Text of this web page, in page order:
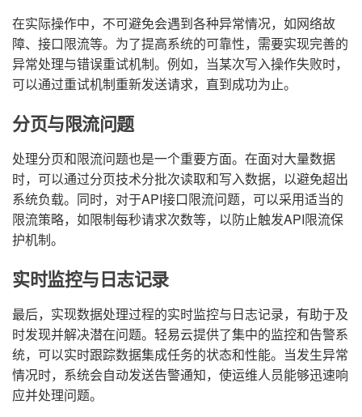
在实际操作中，不可避免会遇到各种异常情况，如网络故
障、接口限流等。为了提高系统的可靠性，需要实现完善的
异常处理与错误重试机制。例如，当某次写入操作失败时，
可以通过重试机制重新发送请求，直到成功为止。
分页与限流问题
处理分页和限流问题也是一个重要方面。在面对大量数据
时，可以通过分页技术分批次读取和写入数据，以避免超出
系统负载。同时，对于API接口限流问题，可以采用适当的
限流策略，如限制每秒请求次数等，以防止触发API限流保
护机制。
实时监控与日志记录
最后，实现数据处理过程的实时监控与日志记录，有助于及
时发现并解决潜在问题。轻易云提供了集中的监控和告警系
统，可以实时跟踪数据集成任务的状态和性能。当发生异常
情况时，系统会自动发送告警通知，使运维人员能够迅速响
应并处理问题。